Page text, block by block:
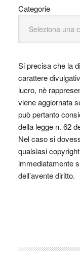
Categorie
Si precisa che la
carattere
lucro, nè
viene aggiornata
può pertanto
della legge n. 62
Nel caso si
qualsiasi
immediatamente
dell’avente diritto.